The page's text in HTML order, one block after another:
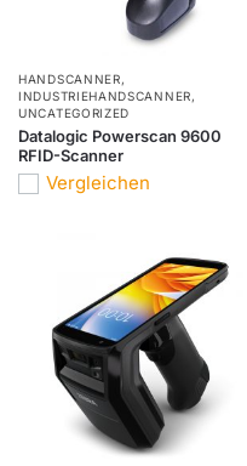
HANDSCANNER,
INDUSTRIEHANDSCANNER,
UNCATEGORIZED
Datalogic Powerscan 9600
RFID-Scanner
Vergleichen